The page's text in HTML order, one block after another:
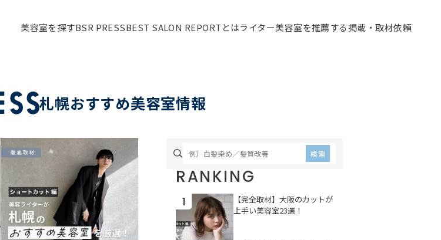
美容室を探すBSR PRESSBEST SALON REPORTとはライター美容室を推薦する掲載・取材依頼
札幌おすすめ美容室情報
検索
RANKING
1
【完全取材】大阪のカットが
上手い美容室23選！